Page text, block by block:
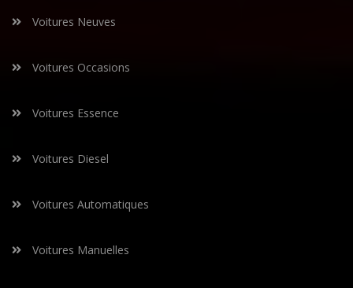
Voitures Neuves
Voitures Occasions
Voitures Essence
Voitures Diesel
Voitures Automatiques
Voitures Manuelles